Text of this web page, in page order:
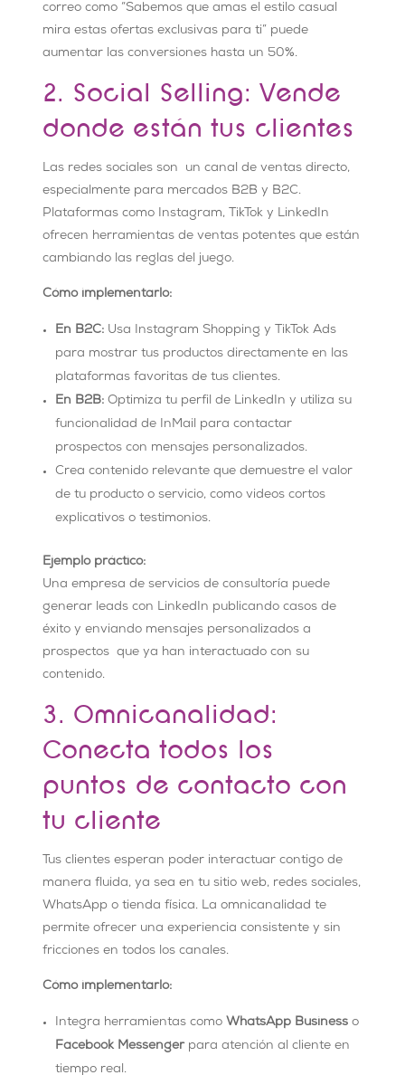
correo como “Sabemos que amas el estilo casual
mira estas ofertas exclusivas para ti” puede
aumentar las conversiones hasta un 50%.
2. Social Selling: Vende
donde están tus clientes
Las redes sociales son un canal de ventas directo,
especialmente para mercados B2B y B2C.
Plataformas como Instagram, TikTok y LinkedIn
ofrecen herramientas de ventas potentes que están
cambiando las reglas del juego.
Cómo implementarlo:
En B2C: Usa Instagram Shopping y TikTok Ads
para mostrar tus productos directamente en las
plataformas favoritas de tus clientes.
En B2B: Optimiza tu perfil de LinkedIn y utiliza su
funcionalidad de InMail para contactar
prospectos con mensajes personalizados.
Crea contenido relevante que demuestre el valor
de tu producto o servicio, como videos cortos
explicativos o testimonios.
Ejemplo práctico:
Una empresa de servicios de consultoría puede
generar leads con LinkedIn publicando casos de
éxito y enviando mensajes personalizados a
prospectos que ya han interactuado con su
contenido.
3. Omnicanalidad:
Conecta todos los
puntos de contacto con
tu cliente
Tus clientes esperan poder interactuar contigo de
manera fluida, ya sea en tu sitio web, redes sociales,
WhatsApp o tienda física. La omnicanalidad te
permite ofrecer una experiencia consistente y sin
fricciones en todos los canales.
Cómo implementarlo:
Integra herramientas como WhatsApp Business o
Facebook Messengerpara atención al cliente en
tiempo real.